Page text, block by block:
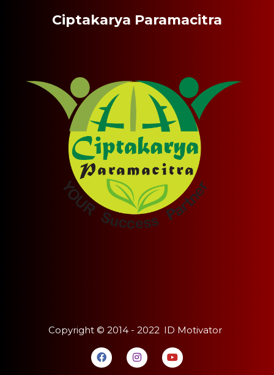
Ciptakarya Paramacitra
Copyright © 2014 - 2022 ID Motivator